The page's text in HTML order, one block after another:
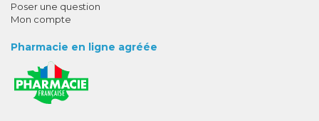
Poser une question
Mon compte
Pharmacie en ligne agréée